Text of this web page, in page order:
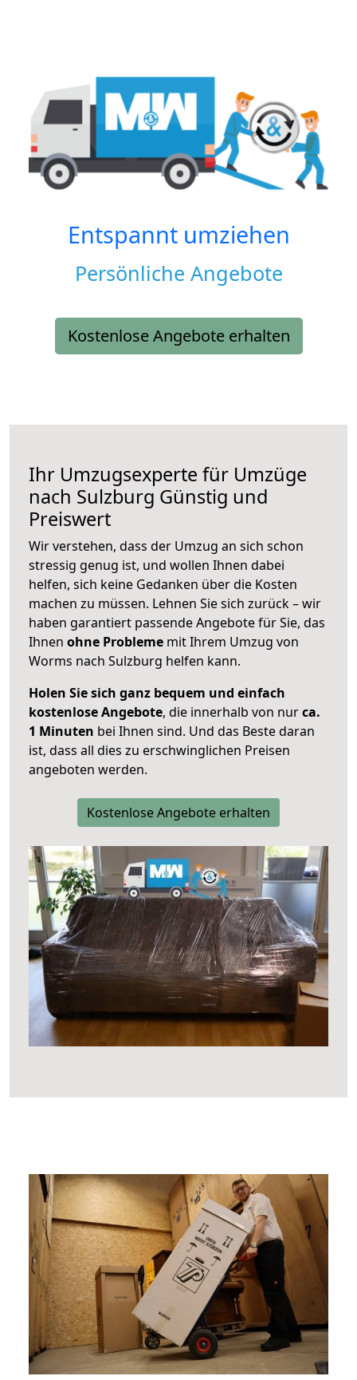
Entspannt umziehen
Persönliche Angebote
Kostenlose Angebote erhalten
Ihr Umzugsexperte für Umzüge
nach Sulzburg Günstig und
Preiswert
Wir verstehen, dass der Umzug an sich schon
stressig genug ist, und wollen Ihnen dabei
helfen, sich keine Gedanken über die Kosten
machen zu müssen. Lehnen Sie sich zurück – wir
haben garantiert passende Angebote für Sie, das
Ihnen ohne Probleme mit Ihrem Umzug von
Worms nach Sulzburg helfen kann.
Holen Sie sich ganz bequem und einfach
kostenlose Angebote, die innerhalb von nurca.
1 Minuten bei Ihnen sind. Und das Beste daran
ist, dass all dies zu erschwinglichen Preisen
angeboten werden.
Kostenlose Angebote erhalten